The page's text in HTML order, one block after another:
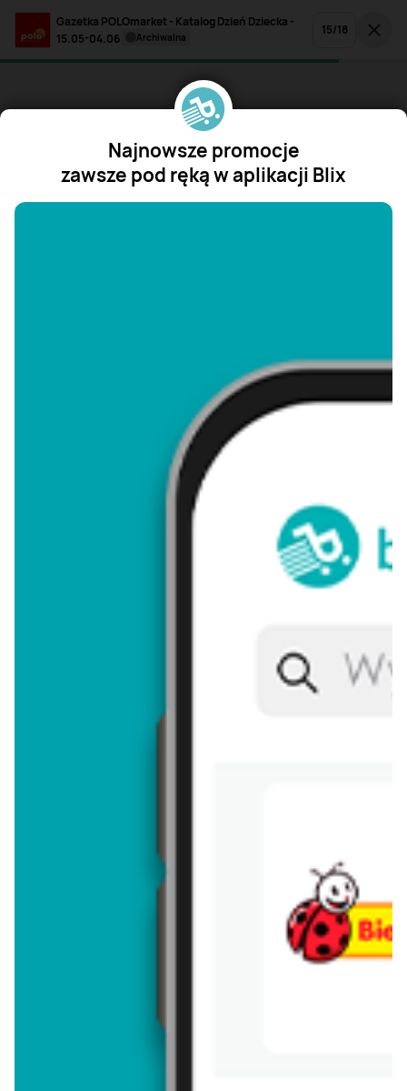
Gazetka POLOmarket - Katalog Dzień Dziecka -
15.05-04.06
archiwalna 15/18
Najnowsze promocje
zawsze pod ręką w aplikacji Blix
"/>